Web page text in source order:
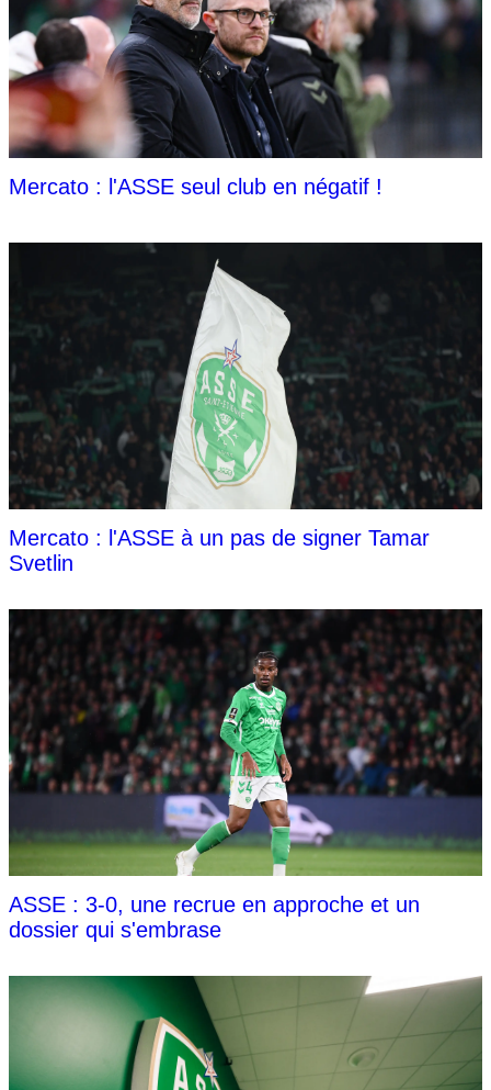
Mercato : l'ASSE seul club en négatif !
Mercato : l'ASSE à un pas de signer Tamar
Svetlin
ASSE : 3-0, une recrue en approche et un
dossier qui s'embrase